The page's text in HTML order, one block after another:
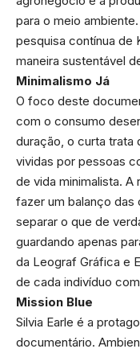
para o meio
pesquisa contínua de
maneira sustentável
Minimalismo Já
O foco deste
com o consumo
duração, o curta trata
vividas por pessoas
de vida minimalista.
fazer um balanço
separar o que de
guardando apenas
da Leograf Gráfica e
de cada indivíduo
Mission Blue
Silvia Earle é a
documentário.